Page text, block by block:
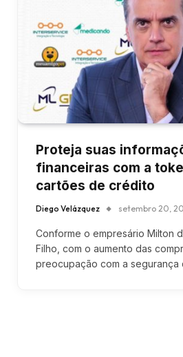
Proteja suas
financeiras com a
cartões de crédito
Diego Velázquez setembro 20,
Conforme o empresário Milton
Filho, com o aumento das
preocupação com a segurança